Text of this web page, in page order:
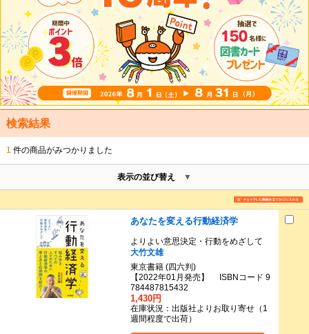
検索結果
1 件の商品がみつかりました
表示の並び替え
あなたを変える行動経済学
よりよい意思決定・行動をめざして
大竹文雄
東京書籍 (四六判)
【2022年01月発売】 ISBNコード 9
784487815432
1,430円
在庫状況：出版社よりお取り寄せ（1
週間程度で出荷）